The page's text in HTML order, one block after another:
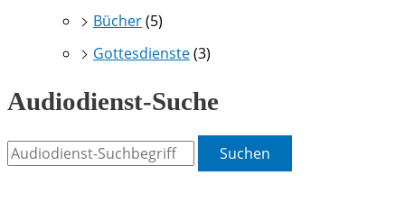
Bücher(5)
Gottesdienste(3)
Audiodienst-Suche
Suchen